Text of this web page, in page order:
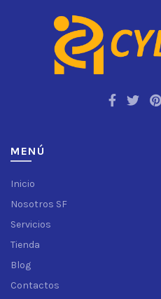
MENÚ
Inicio
Nosotros SF
Servicios
Tienda
Blog
Contactos